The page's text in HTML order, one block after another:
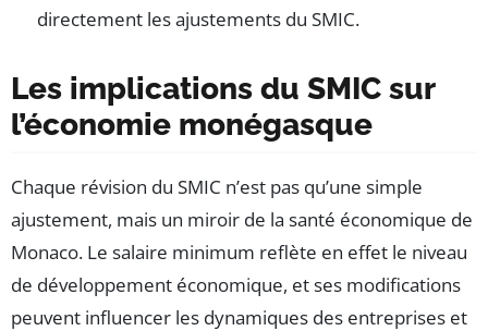
directement les ajustements du SMIC.
Les implications du SMIC sur
l’économie monégasque
Chaque révision du SMIC n’est pas qu’une simple
ajustement, mais un miroir de la santé économique de
Monaco. Le salaire minimum reflète en effet le niveau
de développement économique, et ses modifications
peuvent influencer les dynamiques des entreprises et